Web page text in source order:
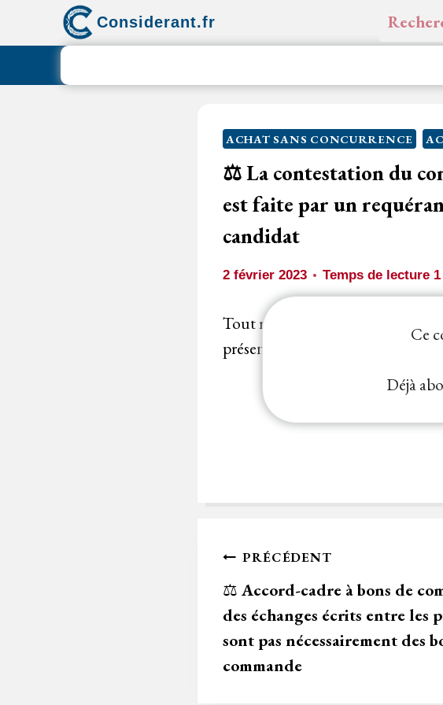
Considerant.fr
ACHAT SANS CONCURRENCE
⚖️La contestation du
est faite par un
candidat
2 février 2023 Temps de lecture 1
Tout requérant, qui aurait eu
présenté sa candidature, est
Ce
Déjà
Navigation
de
l’article
PRÉCÉDENT
⚖️ Accord-cadre à bons de
des échanges écrits entre les
sont pas nécessairement des
commande